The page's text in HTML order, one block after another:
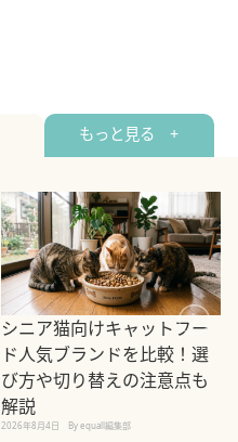
もっと見る +
シニア猫向けキャットフー
ド人気ブランドを比較！選
び方や切り替えの注意点も
解説
2026年8月4日 By equall編集部